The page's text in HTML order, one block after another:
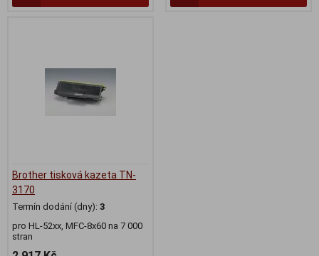
Brother tisková kazeta TN-
3170
Termín dodání (dny): 3
pro HL-52xx, MFC-8x60 na 7 000
stran